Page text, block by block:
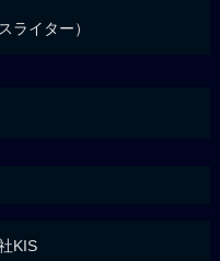
ライター）
KIS